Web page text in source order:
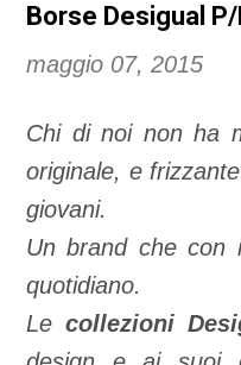
Borse Desigual
maggio 07, 2015
Chi di noi non ha
originale, e
giovani.
Un brand che con
quotidiano.
Le collezioni